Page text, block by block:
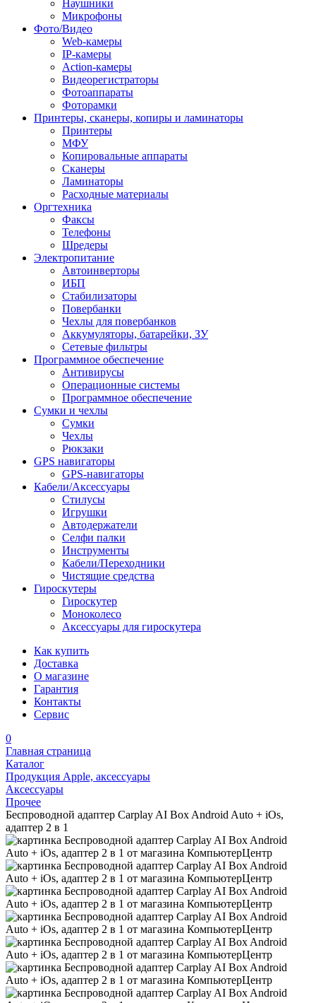
Наушники
Микрофоны
Фото/Видео
Web-камеры
IP-камеры
Action-камеры
Видеорегистраторы
Фотоаппараты
Фоторамки
Принтеры, сканеры, копиры и ламинаторы
Принтеры
МФУ
Копировальные аппараты
Сканеры
Ламинаторы
Расходные материалы
Оргтехника
Факсы
Телефоны
Шредеры
Электропитание
Автоинверторы
ИБП
Стабилизаторы
Повербанки
Чехлы для повербанков
Аккумуляторы, батарейки, ЗУ
Сетевые фильтры
Программное обеспечение
Антивирусы
Операционные системы
Программное обеспечение
Сумки и чехлы
Сумки
Чехлы
Рюкзаки
GPS навигаторы
GPS-навигаторы
Кабели/Аксессуары
Стилусы
Игрушки
Автодержатели
Селфи палки
Инструменты
Кабели/Переходники
Чистящие средства
Гироскутеры
Гироскутер
Моноколесо
Аксессуары для гироскутера
Как купить
Доставка
О магазине
Гарантия
Контакты
Сервис
0
Главная страница
Каталог
Продукция Apple, аксессуары
Аксессуары
Прочее
Беспроводной адаптер Carplay AI Box Android Auto + iOs,
адаптер 2 в 1